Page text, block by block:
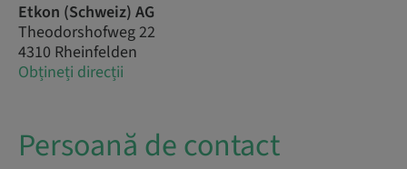
Etkon (Schweiz) AG
Theodorshofweg 22
4310 Rheinfelden
Obțineți direcții
Persoană de contact